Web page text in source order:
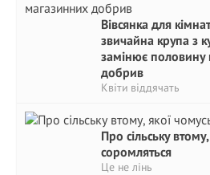
Вівсянка для
звичайна крупа з
замінює половину
добрив
Квіти віддячать
Про сільську
соромляться
Це не лінь